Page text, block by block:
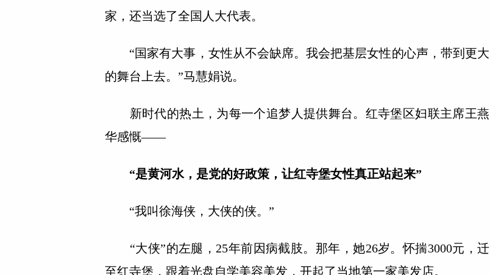
家，还当选了全国人大代表。
“国家有大事，女性从不会缺席。我会把基层女性的心声，带到更大
的舞台上去。”马慧娟说。
新时代的热土，为每一个追梦人提供舞台。红寺堡区妇联主席王燕
华感慨——
“是黄河水，是党的好政策，让红寺堡女性真正站起来”
“我叫徐海侠，大侠的侠。”
“大侠”的左腿，25年前因病截肢。那年，她26岁。怀揣3000元，迁
至红寺堡，跟着光盘自学美容美发，开起了当地第一家美发店。